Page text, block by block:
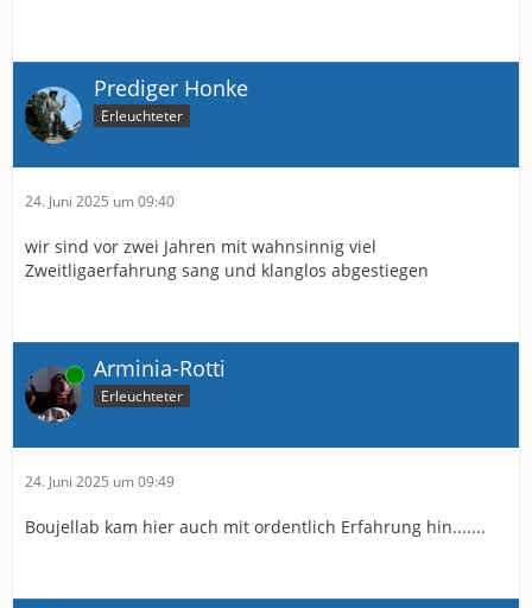
Prediger Honke
Erleuchteter
24. Juni 2025 um 09:40
wir sind vor zwei Jahren mit wahnsinnig viel
Zweitligaerfahrung sang und klanglos abgestiegen
Online Arminia-Rotti
Erleuchteter
24. Juni 2025 um 09:49
Boujellab kam hier auch mit ordentlich Erfahrung hin.......